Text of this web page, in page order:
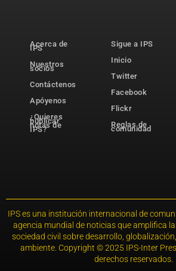
Acerca de
IPS
Nuestros
socios
Contáctenos
Apóyenos
¿Quieres
publicar
notas de
IPS?
Sigue a IPS
Inicio
Twitter
Facebook
Flickr
Reglas de
comunidad
IPS es una institución internacional de
agencia mundial de noticias que amplifica
sociedad civil sobre desarrollo,
ambiente. Copyright © 2025 IPS-Inter
derechos reservados.